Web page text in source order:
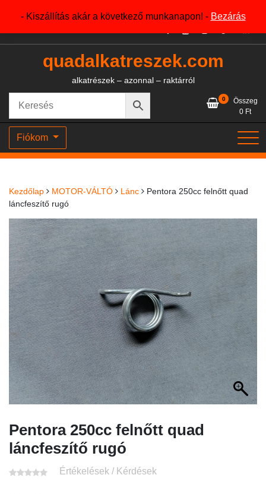
- Kiszállítás akár a következő munkanapon! - Bezárás
+36204327386
quadalkatreszek.com
alkatrészek – azonnal – raktárról
0
Összeg
0 Ft
Fiókom
Kezdőlap MOTOR-VÁLTÓ Lánc
Pentora 250cc felnőtt quad
láncfeszítő rugó
Pentora 250cc felnőtt quad
láncfeszítő rugó
Értékelések / Kérdések